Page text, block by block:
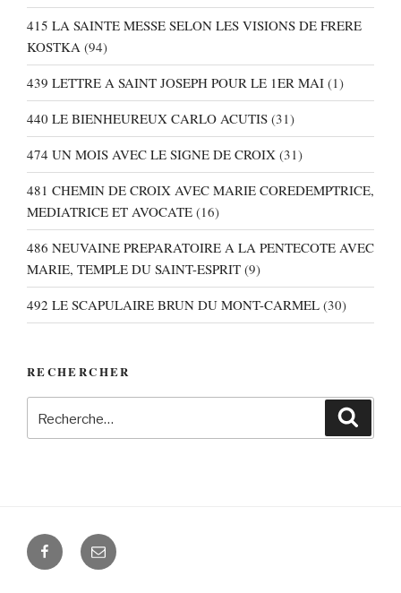
415 LA SAINTE MESSE SELON LES VISIONS DE FRERE
KOSTKA (94)
439 LETTRE A SAINT JOSEPH POUR LE 1ER MAI (1)
440 LE BIENHEUREUX CARLO ACUTIS (31)
474 UN MOIS AVEC LE SIGNE DE CROIX (31)
481 CHEMIN DE CROIX AVEC MARIE COREDEMPTRICE,
MEDIATRICE ET AVOCATE (16)
486 NEUVAINE PREPARATOIRE A LA PENTECOTE AVEC
MARIE, TEMPLE DU SAINT-ESPRIT (9)
492 LE SCAPULAIRE BRUN DU MONT-CARMEL (30)
RECHERCHER
pour
FacebookE-
mail